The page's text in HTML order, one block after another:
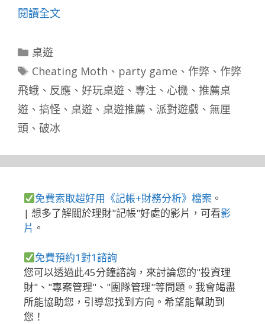
閱讀全文
分
類
桌遊
標
籤
Cheating Moth 、 party game 、 作弊、 作弊
飛蛾 、 反應 、 好玩桌遊 、 專注 、 心機 、 推薦桌
遊 、 搞怪 、 桌遊 、 桌遊推薦 、 派對遊戲 、 無厘
頭 、 破冰
免費索取超好用《記帳+財務分析》檔案 。
| 想多了解關於理財"記帳"好處的影片，可看影
片 。
免費預約1對1諮詢
您可以透過此45分鐘諮詢，來討論您的"投資理
財"、"專案管理"、"團隊管理"等問題。我會竭盡
所能協助您，引導您找到方向。希望能幫助到
您！